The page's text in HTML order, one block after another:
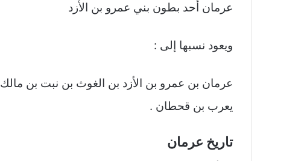
عرمان أحد بطون بني عمرو بن الأزد
ويعود نسبها إلى :
عرمان بن عمرو بن الأزد بن الغوث بن نبت بن
يعرب بن قحطان .
تاريخ عرمان